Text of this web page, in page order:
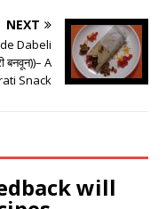
NEXT
Dabeli
बनवून))– A
Snack
will